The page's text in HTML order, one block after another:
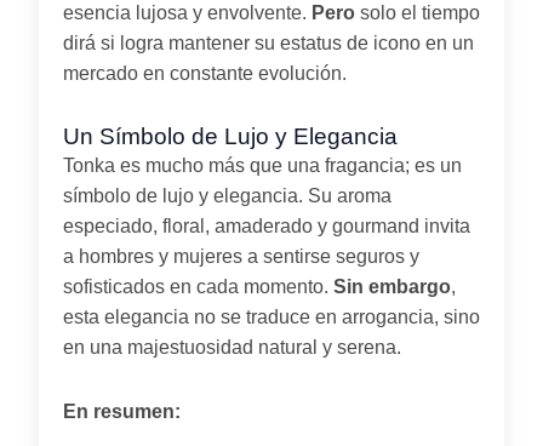
esencia lujosa y envolvente. Pero solo el tiempo
dirá si logra mantener su estatus de icono en un
mercado en constante evolución.
Un Símbolo de Lujo y Elegancia
Tonka es mucho más que una fragancia; es un
símbolo de lujo y elegancia. Su aroma
especiado, floral, amaderado y gourmand invita
a hombres y mujeres a sentirse seguros y
sofisticados en cada momento. Sin embargo,
esta elegancia no se traduce en arrogancia, sino
en una majestuosidad natural y serena.
En resumen: